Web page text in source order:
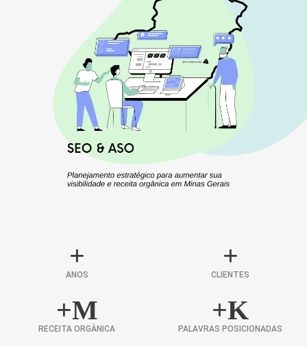
+
ANOS
+
CLIENTES
+M
RECEITA ORGÂNICA
+K
PALAVRAS POSICIONADAS